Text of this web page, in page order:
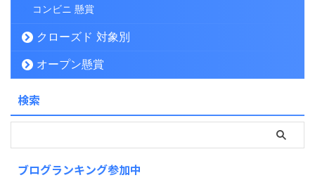
コンビニ 懸賞
クローズド 対象別
オープン懸賞
検索
ブログランキング参加中